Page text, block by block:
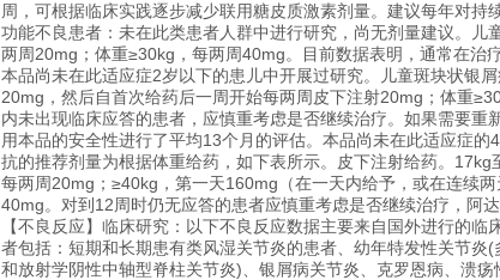
周，可根据临床实践逐步减少联用糖皮质激素剂量。建议每年对
功能不良患者：未在此类患者人群中进行研究，尚无剂量建议。
两周20mg；体重≥30kg，每两周40mg。目前数据表明，通常在治
本品尚未在此适应症2岁以下的患儿中开展过研究。儿童斑块状银
20mg，然后自首次给药后一周开始每两周皮下注射20mg；体重
内未出现临床应答的患者，应慎重考虑是否继续治疗。如果需要
用本品的安全性进行了平均13个月的评估。本品尚未在此适应症
抗的推荐剂量为根据体重给药，如下表所示。皮下注射给药。
每两周20mg；≥40kg，第一天160mg（在一天内给予，或在连续
40mg。对到12周时仍无应答的患者应慎重考虑是否继续治疗，阿
【不良反应】临床研究：以下不良反应数据主要来自国外进行的
者包括：短期和长期患有类风湿关节炎的患者、幼年特发性关节
和放射学阴性中轴型脊柱关节炎)、银屑病关节炎、克罗恩病、溃